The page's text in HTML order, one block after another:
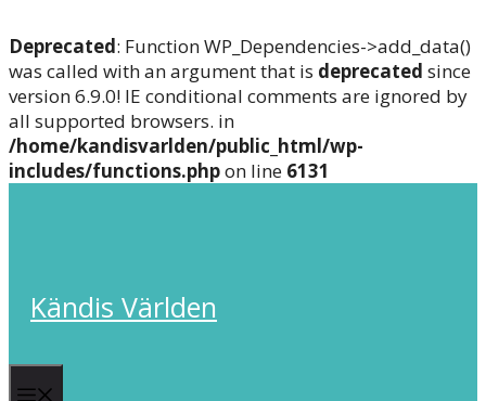
Deprecated: Function WP_Dependencies->add_data()
was called with an argument that is deprecated since
version 6.9.0! IE conditional comments are ignored by
all supported browsers. in
/home/kandisvarlden/public_html/wp-
includes/functions.phpon line 6131
Kändis Världen